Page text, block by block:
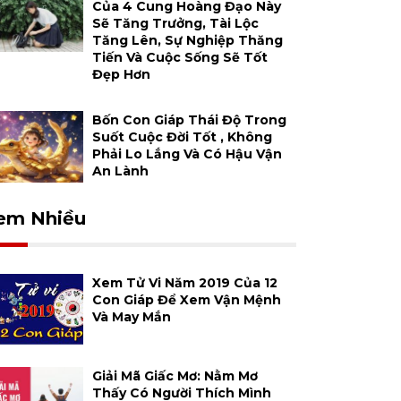
Của 4 Cung Hoàng Đạo Này
Sẽ Tăng Trưởng, Tài Lộc
Tăng Lên, Sự Nghiệp Thăng
Tiến Và Cuộc Sống Sẽ Tốt
Đẹp Hơn
Bốn Con Giáp Thái Độ Trong
Suốt Cuộc Đời Tốt , Không
Phải Lo Lắng Và Có Hậu Vận
An Lành
Nhiều
Xem Tử Vi Năm 2019 Của 12
Con Giáp Để Xem Vận Mệnh
Và May Mắn
Giải Mã Giấc Mơ: Nằm Mơ
Thấy Có Người Thích Mình